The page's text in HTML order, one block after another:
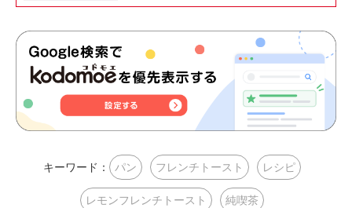
キーワード： パン フレンチトースト レシピ
レモンフレンチトースト 純喫茶